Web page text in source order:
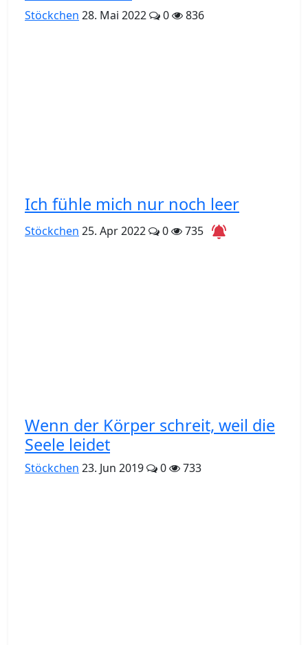
Stöckchen 28. Mai 2022 0 836
Ich fühle mich nur noch leer
Stöckchen 25. Apr 2022 0 735
Wenn der Körper schreit, weil die
Seele leidet
Stöckchen 23. Jun 2019 0 733